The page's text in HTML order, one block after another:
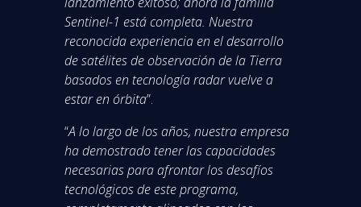
Sentinel-1 está completa. Nuestra
reconocida experiencia en el desarrollo
de satélites de observación de la Tierra
basados en tecnología radar vuelve a
estar en órbita”.
“A lo largo de los años, nuestra empresa
ha demostrado tener las capacidades
necesarias para afrontar los desafíos
tecnológicos de este programa,